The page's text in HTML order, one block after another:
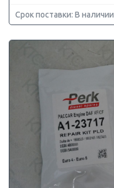
Срок поставки: В наличии